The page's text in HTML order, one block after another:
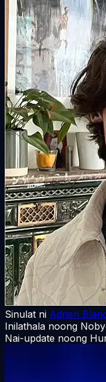
Sinulat ni Adrien
Inilathala noong
Nai-update noong